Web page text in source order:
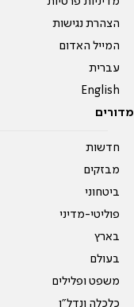
הצהרת נגישות
המייל האדום
עברית
English
מדורים
חדשות
מבזקים
ביטחוני
פוליטי-מדיני
בארץ
בעולם
משפט ופלילים
כלכלה ונדל"ן